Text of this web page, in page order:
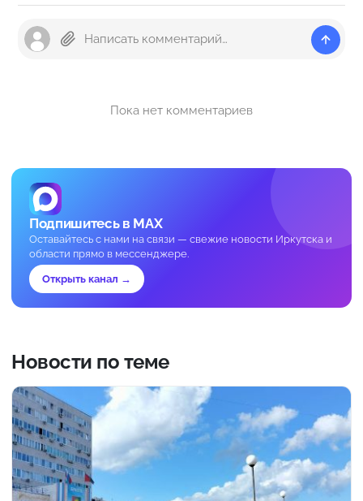
Пока нет комментариев
Подпишитесь в MAX
Оставайтесь с нами на связи — свежие новости Иркутска и
области прямо в мессенджере.
Открыть канал →
Новости по теме